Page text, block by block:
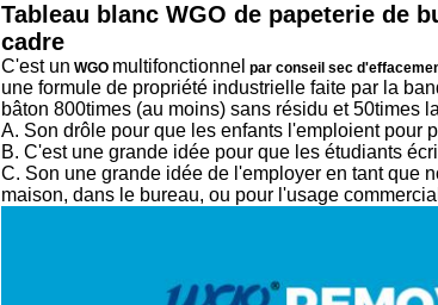
Tableau blanc WGO de papeterie de
cadre
C'est un WGO multifonctionnel par conseil sec
une formule de propriété industrielle faite par la
bâton 800times (au moins) sans résidu et 50times
A. Son drôle pour que les enfants l'emploient pour
B. C'est une grande idée pour que les étudiants
C. Son une grande idée de l'employer en tant que
maison, dans le bureau, ou pour l'usage